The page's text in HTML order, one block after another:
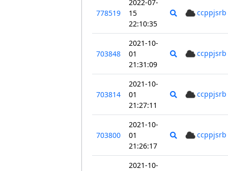
778519
2022-07-
15
22:10:35
ccppjsrb
703848
2021-10-
01
21:31:09
ccppjsrb
703814
2021-10-
01
21:27:11
ccppjsrb
703800
2021-10-
01
21:26:17
ccppjsrb
2021-10-